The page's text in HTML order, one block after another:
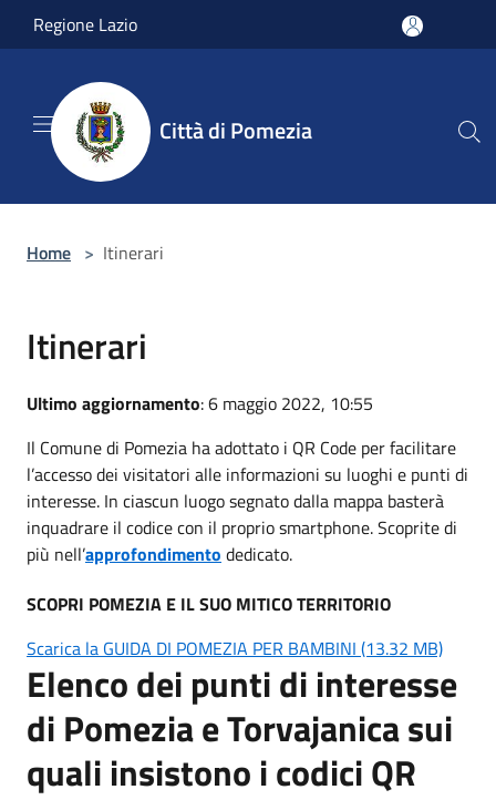
Salta al contenuto principale
Regione Lazio
Città di Pomezia
Home > Itinerari
Itinerari
Ultimo aggiornamento: 6 maggio 2022, 10:55
Il Comune di Pomezia ha adottato i QR Code per facilitare
l’accesso dei visitatori alle informazioni su luoghi e punti di
interesse. In ciascun luogo segnato dalla mappa basterà
inquadrare il codice con il proprio smartphone. Scoprite di
più nell’approfondimento dedicato.
SCOPRI POMEZIA E IL SUO MITICO TERRITORIO
Scarica la GUIDA DI POMEZIA PER BAMBINI (13.32 MB)
Elenco dei punti di interesse
di Pomezia e Torvajanica sui
quali insistono i codici QR